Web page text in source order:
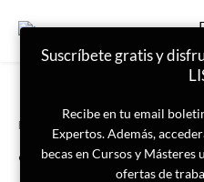
Portada
¿Qué ha pasado
Suscríbete gratis y
Recibe en tu email
Expertos. Además,
becas en Cursos y
ofertas de